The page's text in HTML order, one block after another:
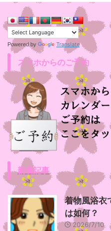
Powered by Translate
スマホからのご予約
新着記事
着物風浴衣
は如何？
2026/7/10